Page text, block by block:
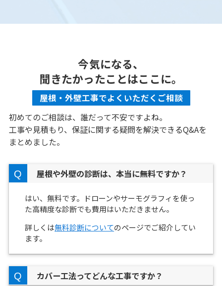
今気になる、
聞きたかったことはここに。
屋根・外壁工事でよくいただくご相談
初めてのご相談は、誰だって不安ですよね。
工事や見積もり、保証に関する疑問を解決できるQ&Aを
まとめました。
屋根や外壁の診断は、本当に無料ですか？
はい、無料です。ドローンやサーモグラフィを使っ
た高精度な診断でも費用はいただきません。
詳しくは無料診断についてのページでご紹介してい
ます。
カバー工法ってどんな工事ですか？